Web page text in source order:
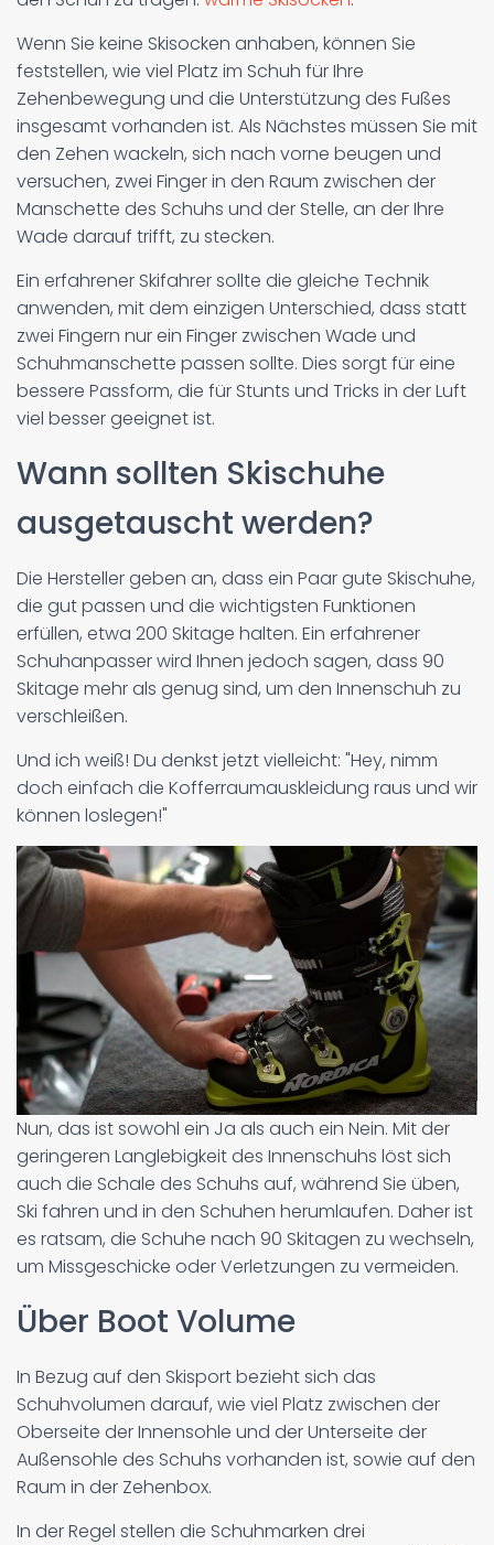
Wenn Sie keine Skisocken anhaben, können Sie
feststellen, wie viel Platz im Schuh für Ihre
Zehenbewegung und die Unterstützung des Fußes
insgesamt vorhanden ist. Als Nächstes müssen Sie mit
den Zehen wackeln, sich nach vorne beugen und
versuchen, zwei Finger in den Raum zwischen der
Manschette des Schuhs und der Stelle, an der Ihre
Wade darauf trifft, zu stecken.
Ein erfahrener Skifahrer sollte die gleiche Technik
anwenden, mit dem einzigen Unterschied, dass statt
zwei Fingern nur ein Finger zwischen Wade und
Schuhmanschette passen sollte. Dies sorgt für eine
bessere Passform, die für Stunts und Tricks in der Luft
viel besser geeignet ist.
Wann sollten Skischuhe
ausgetauscht werden?
Die Hersteller geben an, dass ein Paar gute Skischuhe,
die gut passen und die wichtigsten Funktionen
erfüllen, etwa 200 Skitage halten. Ein erfahrener
Schuhanpasser wird Ihnen jedoch sagen, dass 90
Skitage mehr als genug sind, um den Innenschuh zu
verschleißen.
Und ich weiß! Du denkst jetzt vielleicht: "Hey, nimm
doch einfach die Kofferraumauskleidung raus und wir
können loslegen!"
Nun, das ist sowohl ein Ja als auch ein Nein. Mit der
geringeren Langlebigkeit des Innenschuhs löst sich
auch die Schale des Schuhs auf, während Sie üben,
Ski fahren und in den Schuhen herumlaufen. Daher ist
es ratsam, die Schuhe nach 90 Skitagen zu wechseln,
um Missgeschicke oder Verletzungen zu vermeiden.
Über Boot Volume
In Bezug auf den Skisport bezieht sich das
Schuhvolumen darauf, wie viel Platz zwischen der
Oberseite der Innensohle und der Unterseite der
Außensohle des Schuhs vorhanden ist, sowie auf den
Raum in der Zehenbox.
In der Regel stellen die Schuhmarken drei